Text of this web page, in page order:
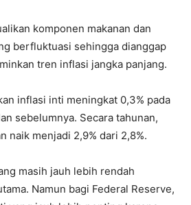
komponen makanan dan
berfluktuasi sehingga dianggap
tren inflasi jangka panjang.
inflasi inti meningkat 0,3% pada
sebelumnya. Secara tahunan,
naik menjadi 2,9% dari 2,8%.
masih jauh lebih rendah
Namun bagi Federal Reserve,